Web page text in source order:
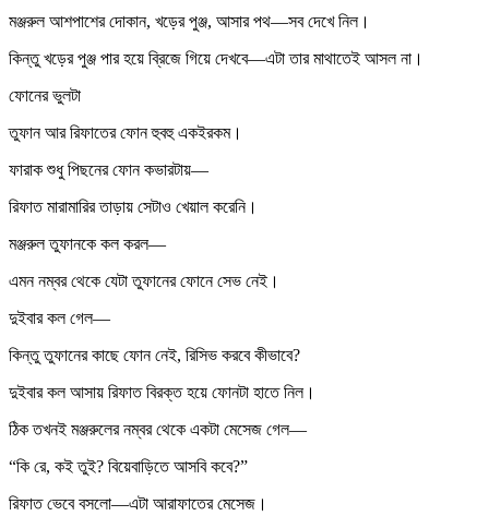
মঞ্জরুল আশপাশের দোকান, খড়ের পুঞ্জ, আসার পথ—সব দেখে নিল।
কিন্তু খড়ের পুঞ্জ পার হয়ে ব্রিজে গিয়ে দেখবে—এটা তার মাথাতেই আসল না।
ফোনের ভুলটা
তুফান আর রিফাতের ফোন হুবহু একইরকম।
ফারাক শুধু পিছনের ফোন কভারটায়—
রিফাত মারামারির তাড়ায় সেটাও খেয়াল করেনি।
মঞ্জরুল তুফানকে কল করল—
এমন নম্বর থেকে যেটা তুফানের ফোনে সেভ নেই।
দুইবার কল গেল—
কিন্তু তুফানের কাছে ফোন নেই, রিসিভ করবে কীভাবে?
দুইবার কল আসায় রিফাত বিরক্ত হয়ে ফোনটা হাতে নিল।
ঠিক তখনই মঞ্জরুলের নম্বর থেকে একটা মেসেজ গেল—
“কি রে, কই তুই? বিয়েবাড়িতে আসবি কবে?”
রিফাত ভেবে বসলো—এটা আরাফাতের মেসেজ।